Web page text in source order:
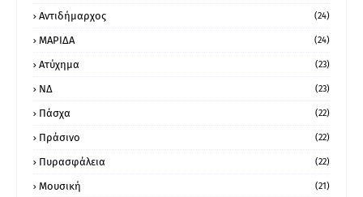
Αντιδήμαρχος (24)
ΜΑΡΙΔΑ (24)
Ατύχημα (23)
ΝΔ (23)
Πάσχα (22)
Πράσινο (22)
Πυρασφάλεια (22)
Μουσική (21)